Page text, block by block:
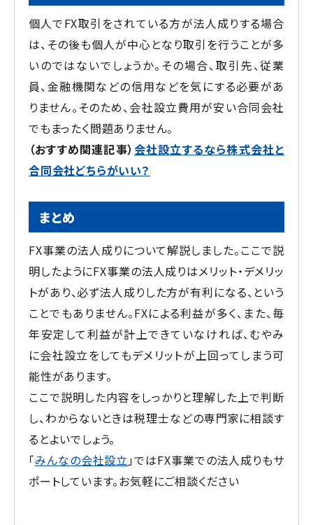
個人でFX取引をされている方が法人成りする場合
は、その後も個人が中心となり取引を行うことが多
いのではないでしょうか。その場合、取引先、従業
員、金融機関などの信用などを気にする必要があ
りません。そのため、会社設立費用が安い合同会社
でもまったく問題ありません。
（おすすめ関連記事） 会社設立するなら株式会社と
合同会社どちらがいい？
まとめ
FX事業の法人成りについて解説しました。ここで説
明したようにFX事業の法人成りはメリット・デメリッ
トがあり、必ず法人成りした方が有利になる、という
ことでもありません。FXによる利益が多く、また、毎
年安定して利益が計上できていなければ、むやみ
に会社設立をしてもデメリットが上回ってしまう可
能性があります。
ここで説明した内容をしっかりと理解した上で判断
し、わからないときは税理士などの専門家に相談す
るとよいでしょう。
「みんなの会社設立」ではFX事業での法人成りもサ
ポートしています。お気軽にご相談ください